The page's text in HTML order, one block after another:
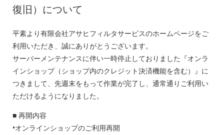
復旧）について
平素より有限会社アサヒフィルタサービスのホームページをご
利用いただき、誠にありがとうございます。
サーバーメンテナンスに伴い一時停止しておりました『オンラ
インショップ（ショップ内のクレジット決済機能を含む）』に
つきまして、先週末をもって作業が完了し、通常通りご利用い
ただけるようになりました。
■ 再開内容
•オンラインショップのご利用再開